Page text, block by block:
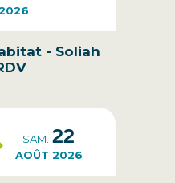
- Soliah
SAM. 22
AOÛT 2026